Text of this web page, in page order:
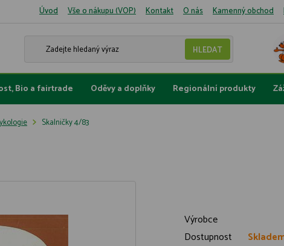
Úvod Vše o nákupu (VOP) Kontakt O nás Kamenný obchod
Bio a fairtrade Oděvy a doplňky Regionální produkty
Skalničky 4/83
Výrobce
Dostupnost